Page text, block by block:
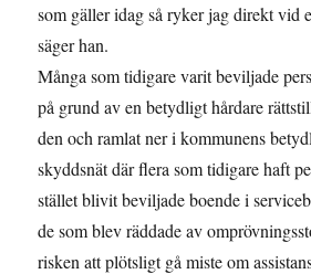
som gäller idag så ryker jag direkt vid
säger han.
Många som tidigare varit beviljade
på grund av en betydligt hårdare
den och ramlat ner i kommunens
skyddsnät där flera som tidigare haft
stället blivit beviljade boende i
de som blev räddade av
risken att plötsligt gå miste om